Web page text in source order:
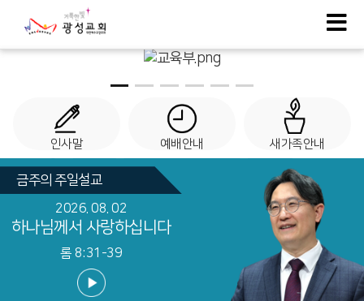
인사말 예배안내 새가족안내
금주의 주일설교
2026. 08. 02
하나님께서 사랑하십니다
롬 8:31-39